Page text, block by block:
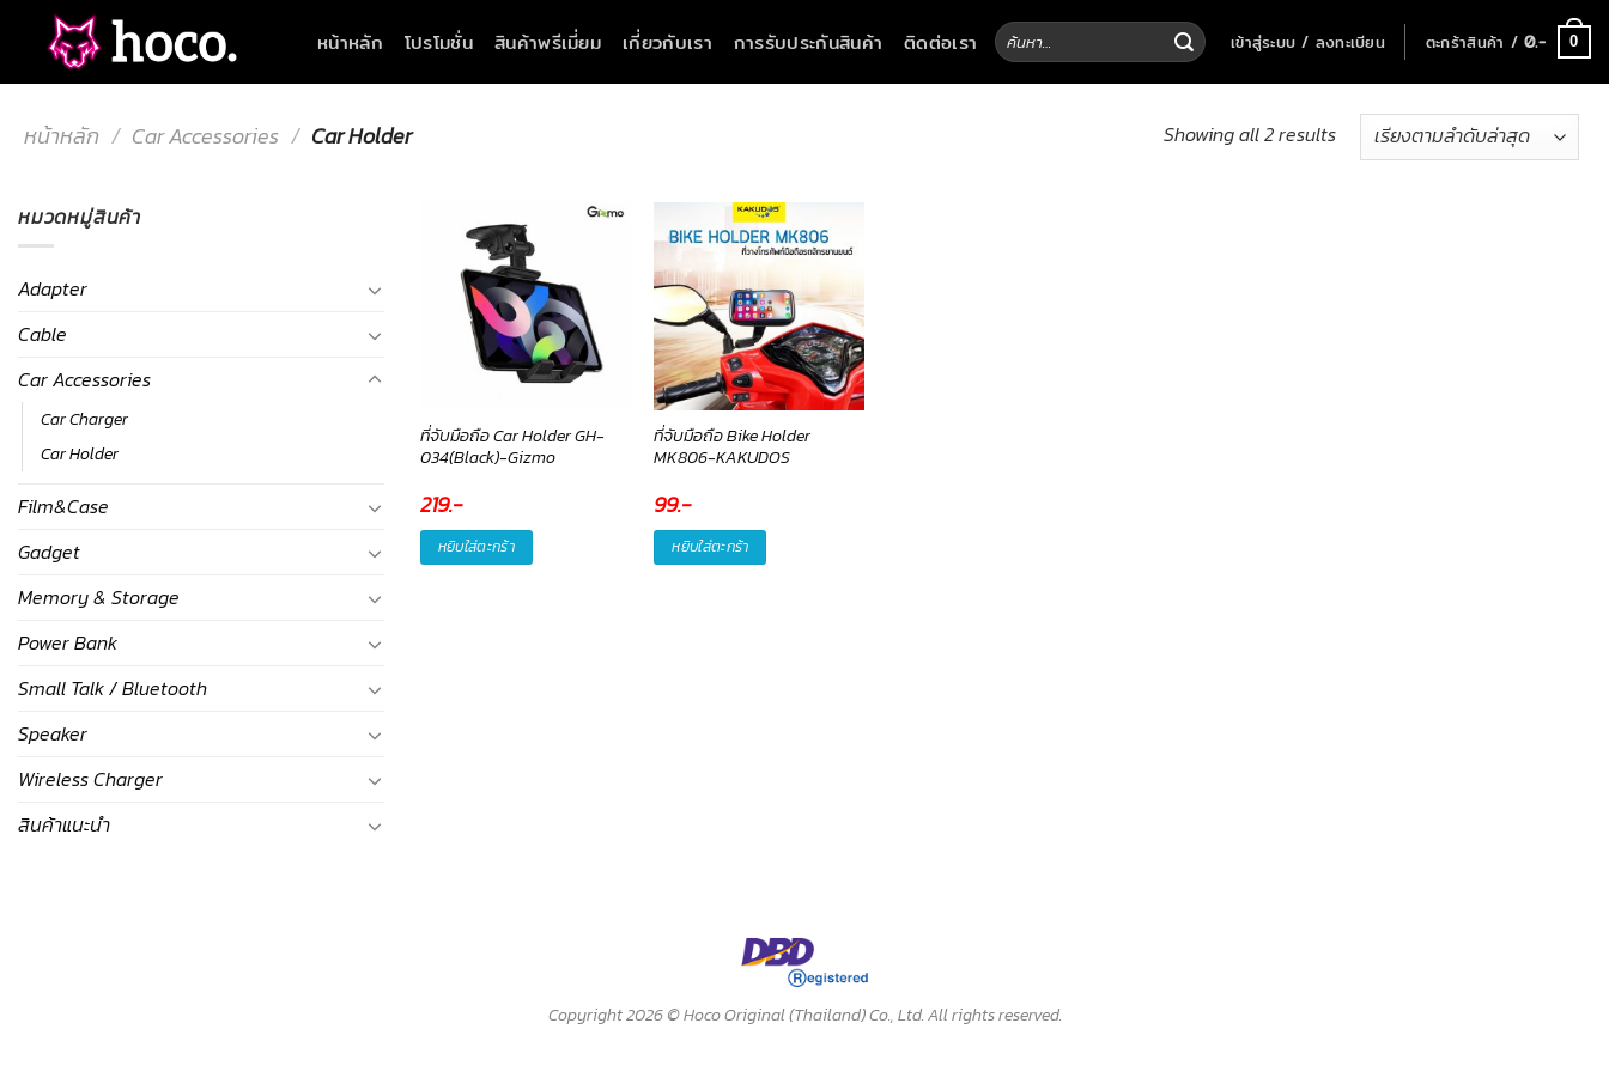
content
หน้าหลัก โปรโมชั่น สินค้าพรีเมี่ยม เกี่ยวกับเรา การรับประกันสินค้า ติดต่อเรา ค้นหา: เข้าสู่ระบบ / ลงทะเบียน ตะกร้าสินค้า /0.- 0
หน้าหลัก / Car Accessories / Car Holder Showing all 2 results
หมวดหมู่สินค้า
Adapter
Cable
Car Accessories
Car Charger
Car Holder
Film&Case
Gadget
Memory & Storage
Power Bank
Small Talk / Bluetooth
Speaker
Wireless Charger
สินค้าแนะนำ
ที่จับมือถือ Car Holder GH-
034(Black)-Gizmo
219.-
หยิบใส่ตะกร้า
ที่จับมือถือ Bike Holder
MK806-KAKUDOS
99.-
หยิบใส่ตะกร้า
Copyright 2026 ©Hoco Original (Thailand) Co., Ltd. All rights reserved.